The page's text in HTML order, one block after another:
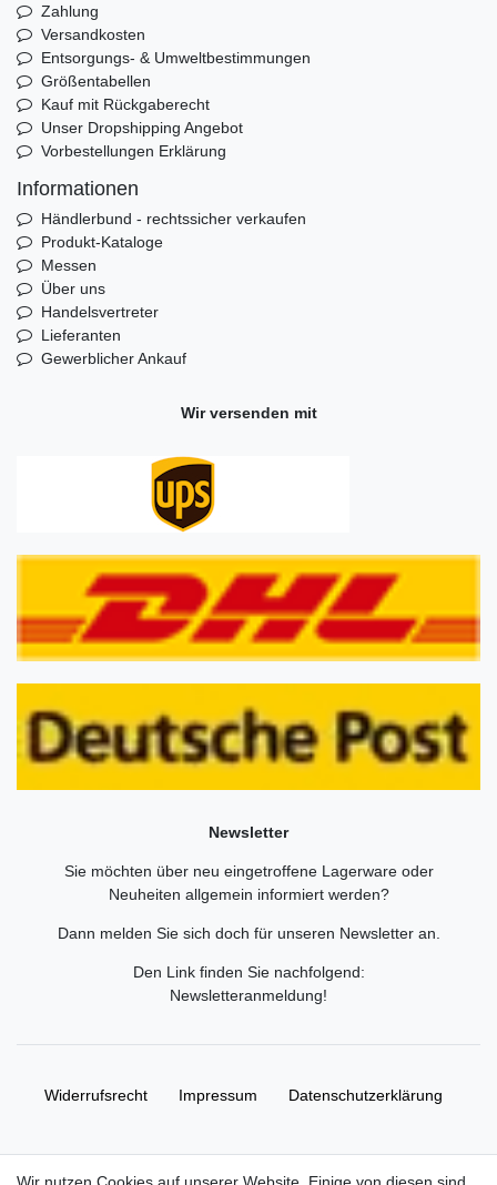
Zahlung
Versandkosten
Entsorgungs- & Umweltbestimmungen
Größentabellen
Kauf mit Rückgaberecht
Unser Dropshipping Angebot
Vorbestellungen Erklärung
Informationen
Händlerbund - rechtssicher verkaufen
Produkt-Kataloge
Messen
Über uns
Handelsvertreter
Lieferanten
Gewerblicher Ankauf
Wir versenden mit
Newsletter
Sie möchten über neu eingetroffene Lagerware oder
Neuheiten allgemein informiert werden?
Dann melden Sie sich doch für unseren Newsletter an.
Den Link finden Sie nachfolgend:
Newsletteranmeldung!
Widerrufs­recht Impressum Daten­schutz­erklärung